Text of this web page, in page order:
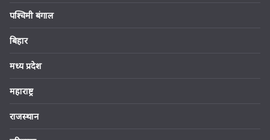
पश्चिमी बंगाल
बिहार
मध्य प्रदेश
महाराष्ट्र
राजस्थान